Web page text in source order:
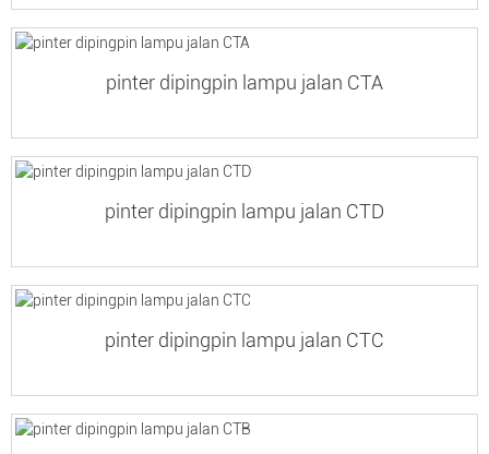
pinter dipingpin lampu jalan CTA
pinter dipingpin lampu jalan CTD
pinter dipingpin lampu jalan CTC